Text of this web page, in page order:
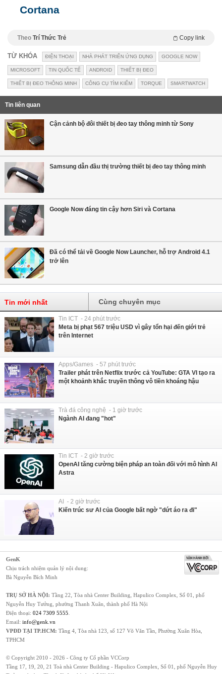
Cortana
Theo Trí Thức Trẻ Copy link
TỪ KHÓA ĐIỆN THOẠI NHÀ PHÁT TRIỂN ỨNG DỤNG GOOGLE NOW
MICROSOFT TIN QUỐC TẾ ANDROID THIẾT BỊ ĐEO
THIẾT BỊ ĐEO THÔNG MINH CÔNG CỤ TÌM KIẾM TORQUE SMARTWATCH
Tin liên quan
Cận cảnh bộ đôi thiết bị đeo tay thông minh từ Sony
Samsung dẫn đầu thị trường thiết bị đeo tay thông minh
Google Now đáng tin cậy hơn Siri và Cortana
Đã có thể tải về Google Now Launcher, hỗ trợ Android 4.1
trở lên
Tin mới nhất Cùng chuyên mục
Tin ICT - 24 phút trước
Meta bị phạt 567 triệu USD vì gây tổn hại đến giới trẻ
trên Internet
Apps/Games - 57 phút trước
Trailer phát trên Netflix trước cả YouTube: GTA VI tạo ra
một khoảnh khắc truyền thông vô tiền khoáng hậu
Trà đá công nghệ - 1 giờ trước
Ngành AI đang "hot"
Tin ICT - 2 giờ trước
OpenAI tăng cường biện pháp an toàn đối với mô hình AI
Astra
AI - 2 giờ trước
Kiến trúc sư AI của Google bất ngờ "dứt áo ra đi"
GenK
Chịu trách nhiệm quản lý nội dung:
Bà Nguyễn Bích Minh
TRỤ SỞ HÀ NỘI: Tầng 22, Tòa nhà Center Building, Hapulico Complex, Số 01, phố
Nguyễn Huy Tưởng, phường Thanh Xuân, thành phố Hà Nội
Điện thoại: 024 7309 5555
Email: info@genk.vn
VPĐD TẠI TP.HCM: Tầng 4, Tòa nhà 123, số 127 Võ Văn Tần, Phường Xuân Hòa,
TPHCM
© Copyright 2010 - 2026 - Công ty Cổ phần VCCorp
Tầng 17, 19, 20, 21 Toà nhà Center Building - Hapulico Complex, Số 01, phố Nguyễn Huy